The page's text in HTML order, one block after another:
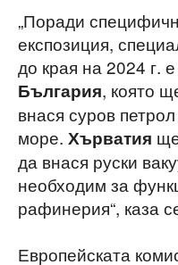
„Поради
експозиция,
до края на 2024 г.
България, която
внася суров
море. Хърватия
да внася руски
необходим за
рафинерия“, каза
Европейската